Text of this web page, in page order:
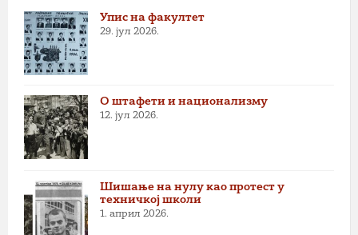
Упис на факултет
29. јул 2026.
О штафети и национализму
12. јул 2026.
Шишање на нулу као протест у
техничкој школи
1. април 2026.